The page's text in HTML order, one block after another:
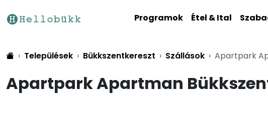
Programok Étel & Ital
Települések Bükkszentkereszt Szállások Apartpark
Apartpark Apartman